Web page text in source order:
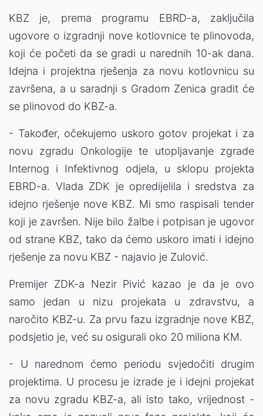
KBZ je, prema programu EBRD-a, zaključila
ugovore o izgradnji nove kotlovnice te plinovoda,
koji će početi da se gradi u narednih 10-ak dana.
Idejna i projektna rješenja za novu kotlovnicu su
završena, a u saradnji s Gradom Zenica gradit će
se plinovod do KBZ-a.
- Također, očekujemo uskoro gotov projekat i za
novu zgradu Onkologije te utopljavanje zgrade
Internog i Infektivnog odjela, u sklopu projekta
EBRD-a. Vlada ZDK je opredijelila i sredstva za
idejno rješenje nove KBZ. Mi smo raspisali tender
koji je završen. Nije bilo žalbe i potpisan je ugovor
od strane KBZ, tako da ćemo uskoro imati i idejno
rješenje za novu KBZ - najavio je Zulović.
Premijer ZDK-a Nezir Pivić kazao je da je ovo
samo jedan u nizu projekata u zdravstvu, a
naročito KBZ-u. Za prvu fazu izgradnje nove KBZ,
podsjetio je, već su osigurali oko 20 miliona KM.
- U narednom ćemo periodu svjedočiti drugim
projektima. U procesu je izrade je i idejni projekat
za novu zgradu KBZ-a, ali isto tako, vrijednost -